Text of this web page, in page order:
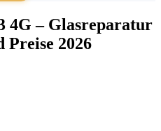
4G – Glasreparatur
Preise 2026